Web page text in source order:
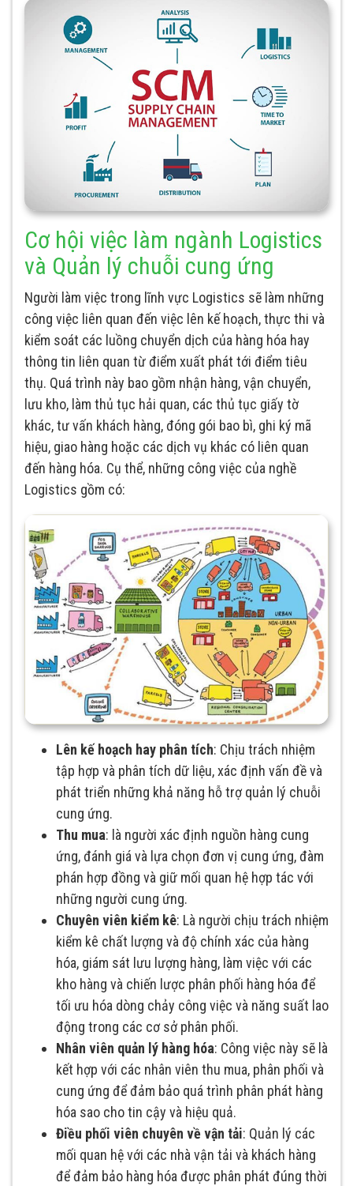
Cơ hội việc làm ngành Logistics
và Quản lý chuỗi cung ứng
Người làm việc trong lĩnh vực Logistics sẽ làm những
công việc liên quan đến việc lên kế hoạch, thực thi và
kiểm soát các luồng chuyển dịch của hàng hóa hay
thông tin liên quan từ điểm xuất phát tới điểm tiêu
thụ. Quá trình này bao gồm nhận hàng, vận chuyển,
lưu kho, làm thủ tục hải quan, các thủ tục giấy tờ
khác, tư vấn khách hàng, đóng gói bao bì, ghi ký mã
hiệu, giao hàng hoặc các dịch vụ khác có liên quan
đến hàng hóa. Cụ thể, những công việc của nghề
Logistics gồm có:
Lên kế hoạch hay phân tích: Chịu trách nhiệm
tập hợp và phân tích dữ liệu, xác định vấn đề và
phát triển những khả năng hỗ trợ quản lý chuỗi
cung ứng.
Thu mua: là người xác định nguồn hàng cung
ứng, đánh giá và lựa chọn đơn vị cung ứng, đàm
phán hợp đồng và giữ mối quan hệ hợp tác với
những người cung ứng.
Chuyên viên kiểm kê: Là người chịu trách nhiệm
kiểm kê chất lượng và độ chính xác của hàng
hóa, giám sát lưu lượng hàng, làm việc với các
kho hàng và chiến lược phân phối hàng hóa để
tối ưu hóa dòng chảy công việc và năng suất lao
động trong các cơ sở phân phối.
Nhân viên quản lý hàng hóa: Công việc này sẽ là
kết hợp với các nhân viên thu mua, phân phối và
cung ứng để đảm bảo quá trình phân phát hàng
hóa sao cho tin cậy và hiệu quả.
Điều phối viên chuyên về vận tải: Quản lý các
mối quan hệ với các nhà vận tải và khách hàng
để đảm bảo hàng hóa được phân phát đúng thời